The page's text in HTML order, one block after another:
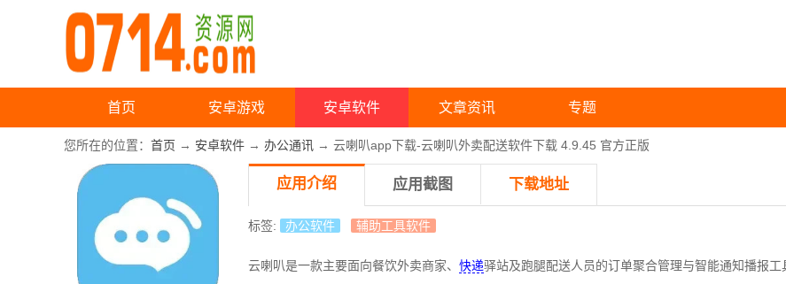
首页 安卓游戏 安卓软件 文章资讯 专题
您所在的位置： 首页 → 安卓软件 → 办公通讯 → 云喇叭app下载-云喇叭外卖配送软件下载 4.9.45 官方正版
应用介绍 应用截图 下载地址
标签: 办公软件 辅助工具软件
云喇叭是一款主要面向餐饮外卖商家、 快递驿站及跑腿配送人员的订单聚合管理与智能通知播报工